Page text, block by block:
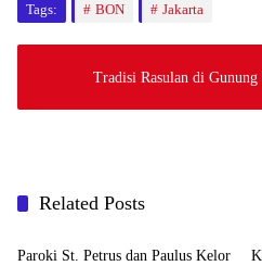
Tags: BON Jakarta
Tradisi Rasulan di
Related Posts
Berita
Paroki St. Petrus dan Paulus Kelor